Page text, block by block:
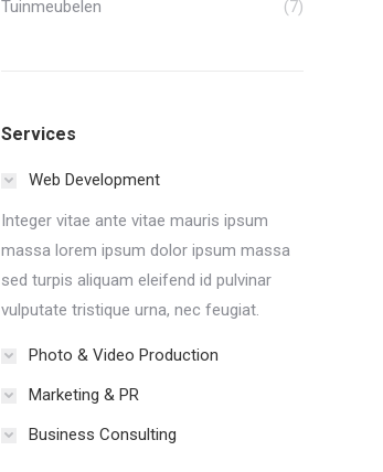
Tuinmeubelen
(7)
Services
Web Development
Integer vitae ante vitae mauris ipsum
massa lorem ipsum dolor ipsum massa
sed turpis aliquam eleifend id pulvinar
vulputate tristique urna, nec feugiat.
Photo & Video Production
Marketing & PR
Business Consulting